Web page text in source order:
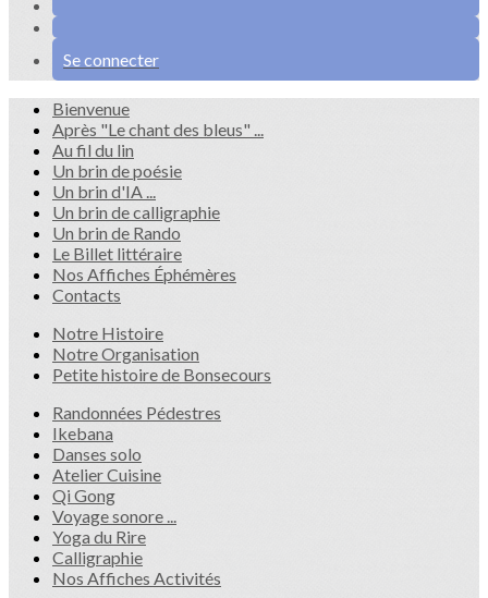
Se connecter
Bienvenue
Après "Le chant des bleus" ...
Au fil du lin
Un brin de poésie
Un brin d'IA ...
Un brin de calligraphie
Un brin de Rando
Le Billet littéraire
Nos Affiches Éphémères
Contacts
Notre Histoire
Notre Organisation
Petite histoire de Bonsecours
Randonnées Pédestres
Ikebana
Danses solo
Atelier Cuisine
Qi Gong
Voyage sonore ...
Yoga du Rire
Calligraphie
Nos Affiches Activités